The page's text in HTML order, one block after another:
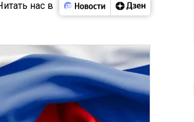
нас в